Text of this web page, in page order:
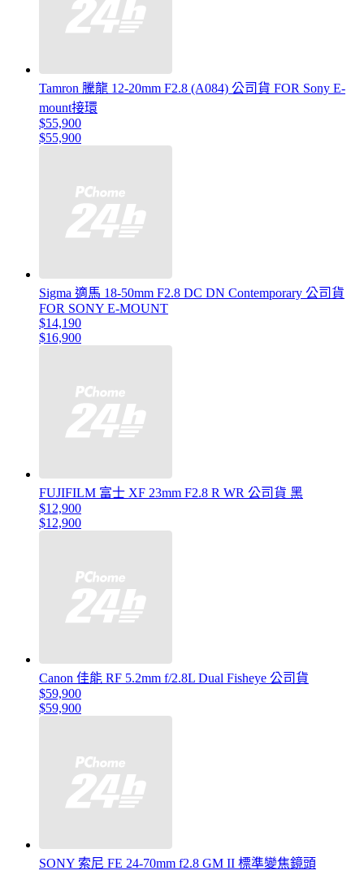
Tamron 騰龍 12-20mm F2.8 (A084) 公司貨 FOR Sony E-
mount接環
$55,900
$55,900
Sigma 適馬 18-50mm F2.8 DC DN Contemporary 公司貨
FOR SONY E-MOUNT
$14,190
$16,900
FUJIFILM 富士 XF 23mm F2.8 R WR 公司貨 黑
$12,900
$12,900
Canon 佳能 RF 5.2mm f/2.8L Dual Fisheye 公司貨
$59,900
$59,900
SONY 索尼 FE 24-70mm f2.8 GM II 標準變焦鏡頭